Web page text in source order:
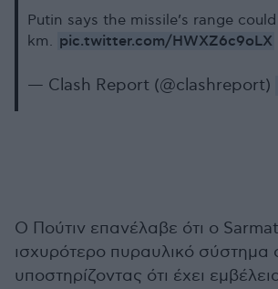
Putin says the missile’s range
km. pic.twitter.com/HWXZ6c9oLX
— Clash Report (@clashreport)
Ο Πούτιν επανέλαβε ότι ο
ισχυρότερο πυραυλικό σύστημα
υποστηρίζοντας ότι έχει